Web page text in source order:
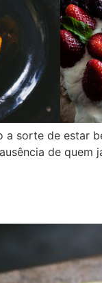
a sorte de estar
de quem